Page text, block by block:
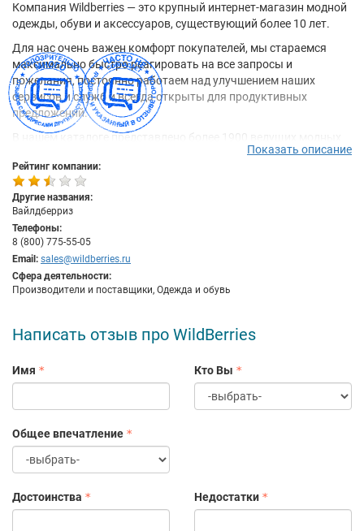
Компания Wildberries — это крупный интернет-магазин модной
одежды, обуви и аксессуаров, существующий более 10 лет.
Для нас очень важен комфорт покупателей, мы стараемся
максимально быстро реагировать на все запросы и
пожелания, постоянно работаем над улучшением наших
сервисов и служб и всегда открыты для продуктивных
предложений.
В нашем каталоге представлено более 1900 ведущих модных
брендов со всего мира. Компания Wildberries напрямую
сотрудничает с производителями одежды и официальными
дистрибьюторами, поэтому мы гарантируем Вам подлинность
и высочайшее качество представленных товаров.
Мы предлагаем Вам более 100 000 моделей стильной женской,
мужской и детской одежды, обуви и аксессуаров, от лучших
модных фасонов стиля casual до последних новинок из мира
высокой моды. Наш каталог пополняется новыми товарами
ежедневно.
Показать описание
Рейтинг компании:
Другие названия:
Вайлдберриз
Телефоны:
8 (800) 775-55-05
Email: sales@wildberries.ru
Сфера деятельности:
Производители и поставщики, Одежда и обувь
Написать отзыв про WildBerries
Имя Кто Вы
Общее впечатление
Достоинства Недостатки